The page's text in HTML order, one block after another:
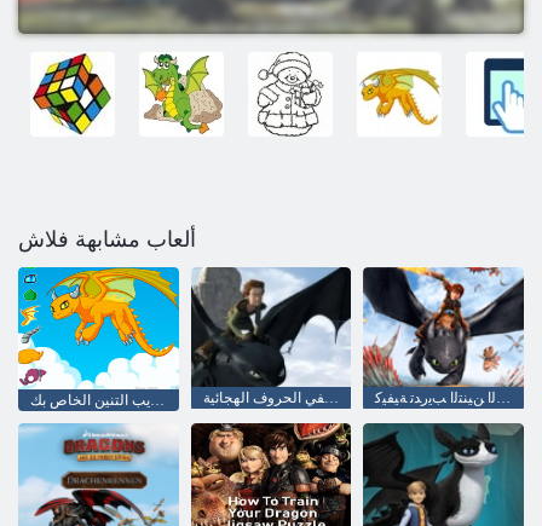
ألعاب مشابهة فلاش
كيفية تدريب التنين الخاص بك كيفية تدريب الخاص بك التنين الخفي الحروف الهجائية ﺮﺻﺎﻨﻋ ﻰﻠﻋ ﺭﻮﺜﻌﻟﺍ :ﻚﺑ ﺹﺎﺨﻟﺍ ﻦﻴﻨﺘﻟﺍ ﺐﻳﺭﺪﺗ ﺔﻴﻔﻴﻛ